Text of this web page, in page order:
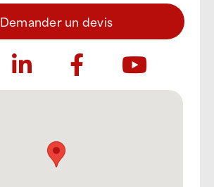
Demander un devis